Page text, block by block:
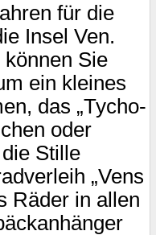
für die
Insel Ven.
Sie
ein kleines
das „Tycho-
oder
Stille
„Vens
Räder in allen